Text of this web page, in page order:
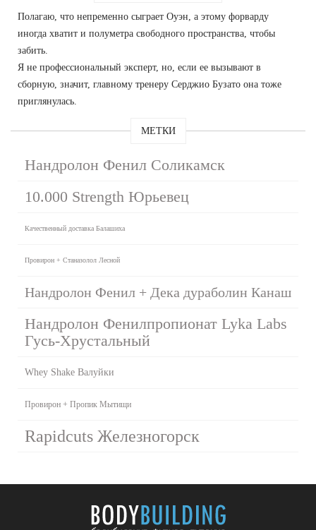
Полагаю, что непременно сыграет Оуэн, а этому форварду
иногда хватит и полуметра свободного пространства, чтобы
забить.
Я не профессиональный эксперт, но, если ее вызывают в
сборную, значит, главному тренеру Серджио Бузато она тоже
приглянулась.
МЕТКИ
Нандролон Фенил Соликамск
10.000 Strength Юрьевец
Качественный доставка Балашиха
Провирон + Станазолол Лесной
Нандролон Фенил + Дека дураболин Канаш
Нандролон Фенилпропионат Lyka Labs
Гусь-Хрустальный
Whey Shake Валуйки
Провирон + Пропик Мытищи
Rapidcuts Железногорск